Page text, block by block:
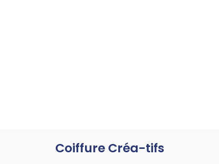
Coiffure Créa-tifs